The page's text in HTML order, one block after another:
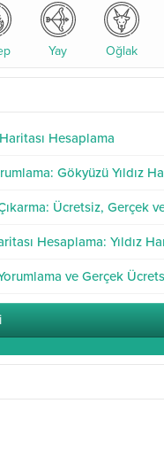
Yay Oğlak
Hesaplama
Gökyüzü Yıldız
Ücretsiz, Gerçek
Hesaplama: Yıldız
ve Gerçek